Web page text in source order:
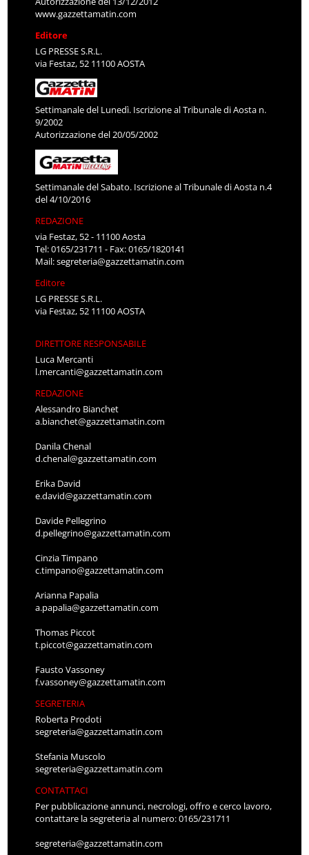
www.gazzettamatin.com
Editore
LG PRESSE S.R.L.
via Festaz, 52 11100 AOSTA
Settimanale del Lunedì. Iscrizione al Tribunale di Aosta n.
9/2002
Autorizzazione del 20/05/2002
Settimanale del Sabato. Iscrizione al Tribunale di Aosta n.4
del 4/10/2016
REDAZIONE
via Festaz, 52 - 11100 Aosta
Tel: 0165/231711 - Fax: 0165/1820141
Mail:segreteria@gazzettamatin.com
Editore
LG PRESSE S.R.L.
via Festaz, 52 11100 AOSTA
DIRETTORE RESPONSABILE
Luca Mercanti
l.mercanti@gazzettamatin.com
REDAZIONE
Alessandro Bianchet
a.bianchet@gazzettamatin.com
Danila Chenal
d.chenal@gazzettamatin.com
Erika David
e.david@gazzettamatin.com
Davide Pellegrino
d.pellegrino@gazzettamatin.com
Cinzia Timpano
c.timpano@gazzettamatin.com
Arianna Papalia
a.papalia@gazzettamatin.com
Thomas Piccot
t.piccot@gazzettamatin.com
Fausto Vassoney
f.vassoney@gazzettamatin.com
SEGRETERIA
Roberta Prodoti
segreteria@gazzettamatin.com
Stefania Muscolo
segreteria@gazzettamatin.com
CONTATTACI
Per pubblicazione annunci, necrologi, offro e cerco lavoro,
contattare la segreteria al numero: 0165/231711
segreteria@gazzettamatin.com